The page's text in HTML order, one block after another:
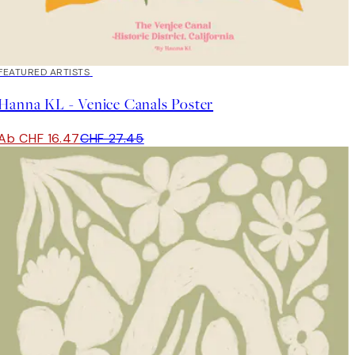
ARTISTS
KL - Venice Canals Poster
CHF 16.47CHF 27.45